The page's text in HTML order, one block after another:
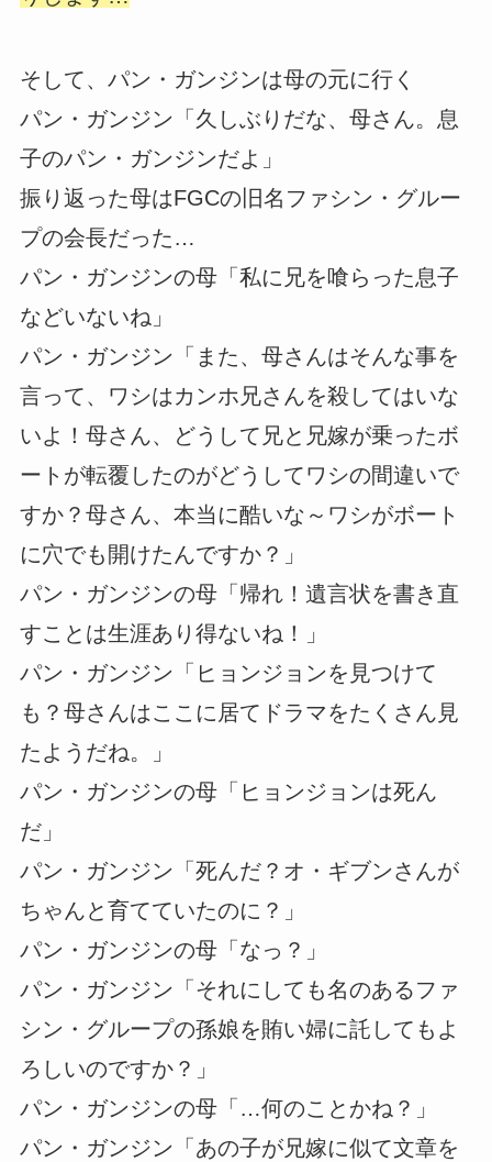
そして、パン・ガンジンは母の元に行く
パン・ガンジン「久しぶりだな、母さん。息
子のパン・ガンジンだよ」
振り返った母はFGCの旧名ファシン・グルー
プの会長だった…
パン・ガンジンの母「私に兄を喰らった息子
などいないね」
パン・ガンジン「また、母さんはそんな事を
言って、ワシはカンホ兄さんを殺してはいな
いよ！母さん、どうして兄と兄嫁が乗ったボ
ートが転覆したのがどうしてワシの間違いで
すか？母さん、本当に酷いな～ワシがボート
に穴でも開けたんですか？」
パン・ガンジンの母「帰れ！遺言状を書き直
すことは生涯あり得ないね！」
パン・ガンジン「ヒョンジョンを見つけて
も？母さんはここに居てドラマをたくさん見
たようだね。」
パン・ガンジンの母「ヒョンジョンは死ん
だ」
パン・ガンジン「死んだ？オ・ギブンさんが
ちゃんと育てていたのに？」
パン・ガンジンの母「なっ？」
パン・ガンジン「それにしても名のあるファ
シン・グループの孫娘を賄い婦に託してもよ
ろしいのですか？」
パン・ガンジンの母「…何のことかね？」
パン・ガンジン「あの子が兄嫁に似て文章を